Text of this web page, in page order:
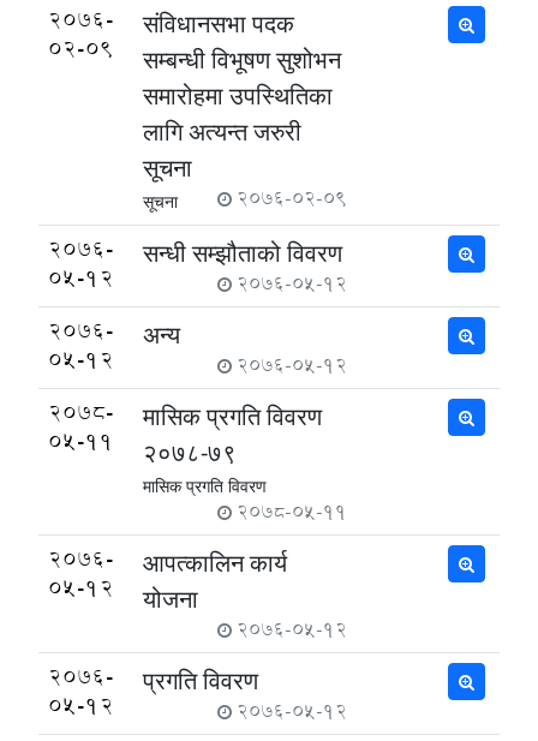
2076-
02-09
संविधानसभा पदक
सम्बन्धी विभूषण सुशोभन
समारोहमा उपस्थितिका
लागि अत्यन्त जरुरी
सूचना
सूचना 2076-02-09
2076-
05-12
सन्धी सम्झौताको विवरण
2076-05-12
2076-
05-12
अन्य
2076-05-12
2078-
05-11
मासिक प्रगति विवरण
२०७८-७९
मासिक प्रगति विवरण
2078-05-11
2076-
05-12
आपत्कालिन कार्य
योजना
2076-05-12
2076-
05-12
प्रगति विवरण
2076-05-12